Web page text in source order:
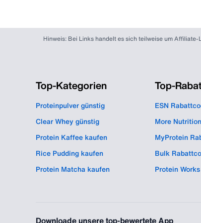
Hinweis: Bei Links handelt es sich teilweise um
Top-Kategorien
Proteinpulver günstig
Clear Whey günstig
Protein Kaffee kaufen
Rice Pudding kaufen
Protein Matcha kaufen
Top-
ESN
More
MyProtein
Bulk
Protein
Downloade unsere top-bewertete App